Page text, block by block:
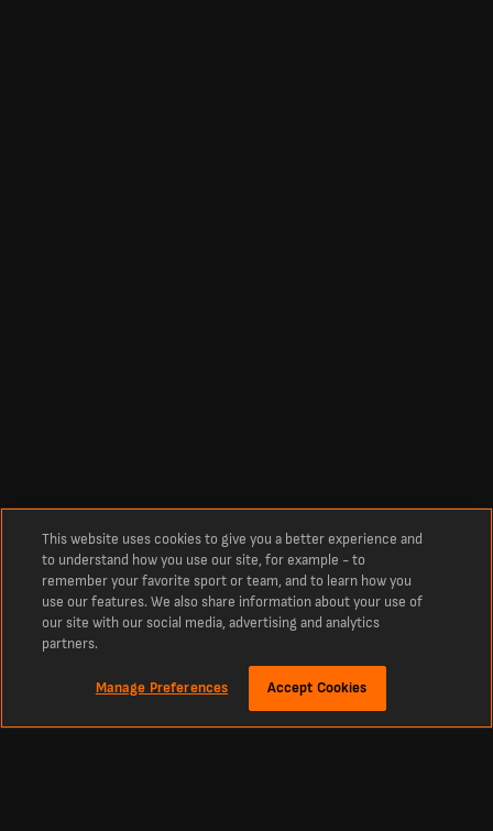
This website uses cookies to give you a better experience and
to understand how you use our site, for example - to
remember your favorite sport or team, and to learn how you
use our features. We also share information about your use of
our site with our social media, advertising and analytics
partners.
Manage Preferences Accept Cookies